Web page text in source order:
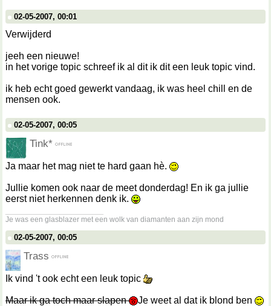
02-05-2007, 00:01
Verwijderd
jeeh een nieuwe!
in het vorige topic schreef ik al dit ik dit een leuk topic vind.
ik heb echt goed gewerkt vandaag, ik was heel chill en de
mensen ook.
02-05-2007, 00:05
Tink*
Ja maar het mag niet te hard gaan hè.
Jullie komen ook naar de meet donderdag! En ik ga jullie
eerst niet herkennen denk ik.
Je was een glasblazer met een wolk van diamanten aan zijn mond
02-05-2007, 00:05
Trass
Ik vind 't ook echt een leuk topic
Maar ik ga toch maar slapen Je weet al dat ik blond ben